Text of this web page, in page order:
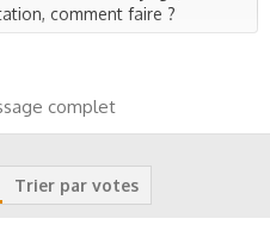
comment faire ?
généralement un
Voici quelques étapes à
station de charge** : La
complet
Trier par votes